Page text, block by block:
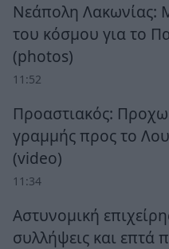
Νεάπολη Λακωνίας:
του κόσμου για το
(photos)
11:52
Προαστιακός:
γραμμής προς το
(video)
11:34
Αστυνομική
συλλήψεις και επτά